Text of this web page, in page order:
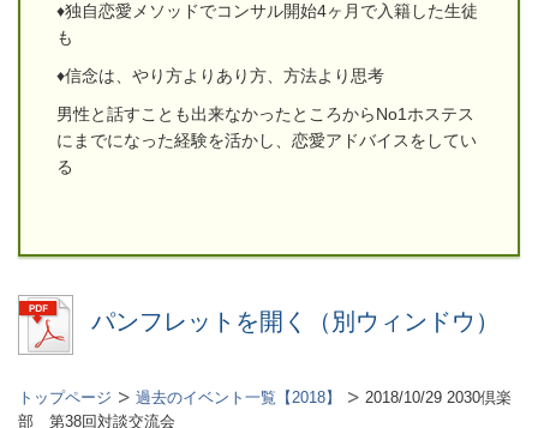
♦独自恋愛メソッドでコンサル開始4ヶ月で入籍した生徒
も
♦信念は、やり方よりあり方、方法より思考
男性と話すことも出来なかったところからNo1ホステス
にまでになった経験を活かし、恋愛アドバイスをしてい
る
パンフレットを開く（別ウィンドウ）
トップページ 過去のイベント一覧【2018】
2018/10/29 2030倶楽
部 第38回対談交流会